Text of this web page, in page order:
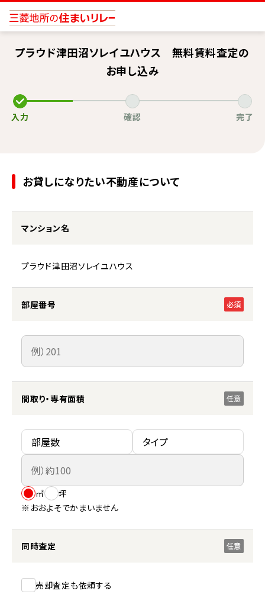
プラウド津田沼ソレイユハウス 無料賃料査定の
お申し込み
入力 確認 完了
お貸しになりたい不動産について
マンション名
プラウド津田沼ソレイユハウス
部屋番号 必須
間取り・専有面積 任意
㎡
坪
※おおよそでかまいません
同時査定 任意
売却査定も依頼する